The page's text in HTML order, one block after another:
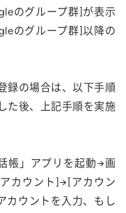
のグループ群]が表示
のグループ群]以降の
録の場合は、以下手順
た後、上記手順を実施
帳」アプリを起動→画
カウント]→[アカウン
カウントを入力、もし